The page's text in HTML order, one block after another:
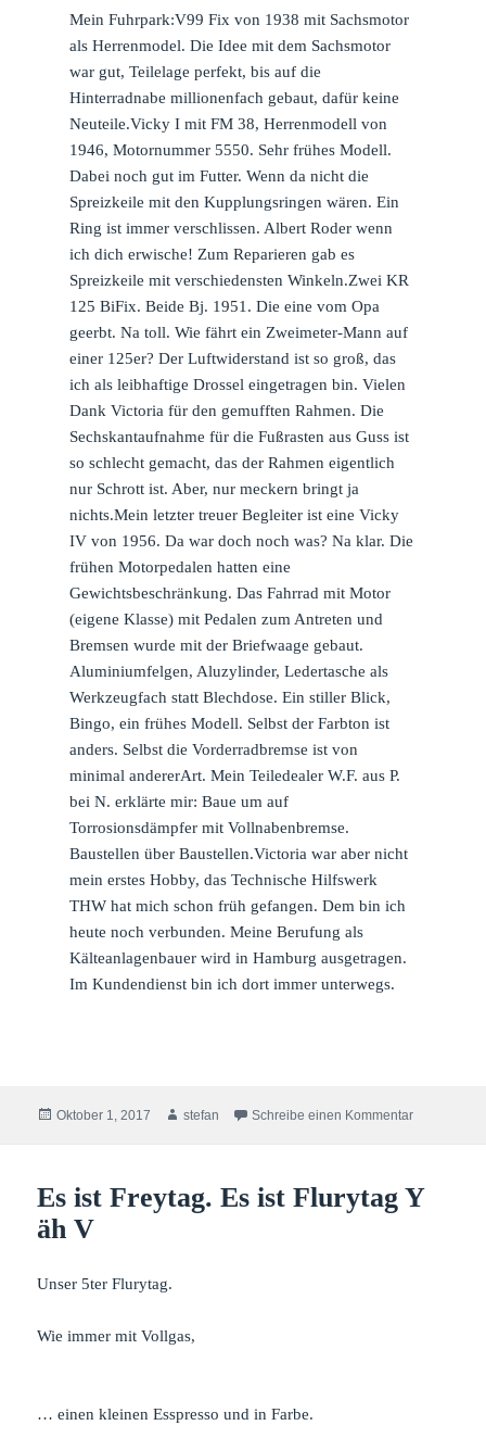
Mein Fuhrpark:V99 Fix von 1938 mit Sachsmotor
als Herrenmodel. Die Idee mit dem Sachsmotor
war gut, Teilelage perfekt, bis auf die
Hinterradnabe millionenfach gebaut, dafür keine
Neuteile.Vicky I mit FM 38, Herrenmodell von
1946, Motornummer 5550. Sehr frühes Modell.
Dabei noch gut im Futter. Wenn da nicht die
Spreizkeile mit den Kupplungsringen wären. Ein
Ring ist immer verschlissen. Albert Roder wenn
ich dich erwische! Zum Reparieren gab es
Spreizkeile mit verschiedensten Winkeln.Zwei KR
125 BiFix. Beide Bj. 1951. Die eine vom Opa
geerbt. Na toll. Wie fährt ein Zweimeter-Mann auf
einer 125er? Der Luftwiderstand ist so groß, das
ich als leibhaftige Drossel eingetragen bin. Vielen
Dank Victoria für den gemufften Rahmen. Die
Sechskantaufnahme für die Fußrasten aus Guss ist
so schlecht gemacht, das der Rahmen eigentlich
nur Schrott ist. Aber, nur meckern bringt ja
nichts.Mein letzter treuer Begleiter ist eine Vicky
IV von 1956. Da war doch noch was? Na klar. Die
frühen Motorpedalen hatten eine
Gewichtsbeschränkung. Das Fahrrad mit Motor
(eigene Klasse) mit Pedalen zum Antreten und
Bremsen wurde mit der Briefwaage gebaut.
Aluminiumfelgen, Aluzylinder, Ledertasche als
Werkzeugfach statt Blechdose. Ein stiller Blick,
Bingo, ein frühes Modell. Selbst der Farbton ist
anders. Selbst die Vorderradbremse ist von
minimal andererArt. Mein Teiledealer W.F. aus P.
bei N. erklärte mir: Baue um auf
Torrosionsdämpfer mit Vollnabenbremse.
Baustellen über Baustellen.Victoria war aber nicht
mein erstes Hobby, das Technische Hilfswerk
THW hat mich schon früh gefangen. Dem bin ich
heute noch verbunden. Meine Berufung als
Kälteanlagenbauer wird in Hamburg ausgetragen.
Im Kundendienst bin ich dort immer unterwegs.
Veröffentlicht
Oktober 1, 2017 Autor
stefan Schreibe einen Kommentarzu
Es ist Freytag. Es ist Flurytag Y
äh V
Unser 5ter Flurytag.
Wie immer mit Vollgas,
… einen kleinen Esspresso und in Farbe.